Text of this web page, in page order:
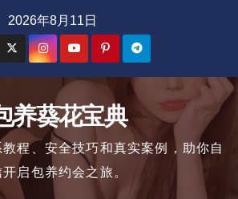
2026年8月11日
养葵花宝典
程、安全技巧和真实案例，助你自
开启包养约会之旅。